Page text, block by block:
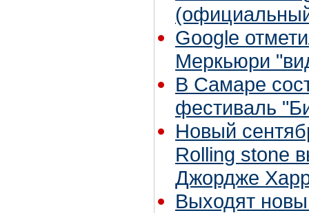
Google
Меркьюри
В Самаре
фестиваль
Новый
Rolling stone
Джордже
Выходят